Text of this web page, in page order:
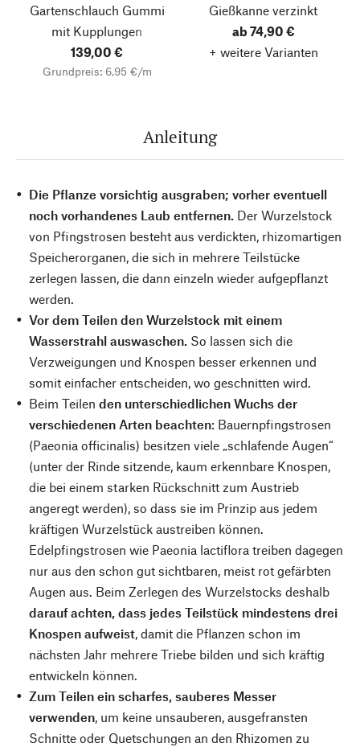
Gartenschlauch Gummi
mit Kupplungen
139,00 €
Grundpreis: 6,95 €/m
Gießkanne verzinkt
ab 74,90 €
+ weitere Varianten
Anleitung
Die Pflanze vorsichtig ausgraben; vorher eventuell
noch vorhandenes Laub entfernen. Der Wurzelstock
von Pfingstrosen besteht aus verdickten, rhizomartigen
Speicherorganen, die sich in mehrere Teilstücke
zerlegen lassen, die dann einzeln wieder aufgepflanzt
werden.
Vor dem Teilen den Wurzelstock mit einem
Wasserstrahl auswaschen. So lassen sich die
Verzweigungen und Knospen besser erkennen und
somit einfacher entscheiden, wo geschnitten wird.
Beim Teilen den unterschiedlichen Wuchs der
verschiedenen Arten beachten: Bauernpfingstrosen
(Paeonia officinalis) besitzen viele „schlafende Augen“
(unter der Rinde sitzende, kaum erkennbare Knospen,
die bei einem starken Rückschnitt zum Austrieb
angeregt werden), so dass sie im Prinzip aus jedem
kräftigen Wurzelstück austreiben können.
Edelpfingstrosen wie Paeonia lactiflora treiben dagegen
nur aus den schon gut sichtbaren, meist rot gefärbten
Augen aus. Beim Zerlegen des Wurzelstocks deshalb
darauf achten, dass jedes Teilstück mindestens drei
Knospen aufweist, damit die Pflanzen schon im
nächsten Jahr mehrere Triebe bilden und sich kräftig
entwickeln können.
Zum Teilen ein scharfes, sauberes Messer
verwenden, um keine unsauberen, ausgefransten
Schnitte oder Quetschungen an den Rhizomen zu